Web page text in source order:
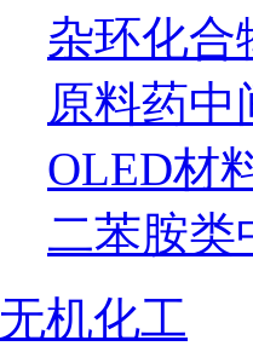
杂环化合
原料药中
OLED材
二苯胺类
无机化工